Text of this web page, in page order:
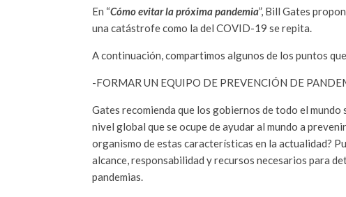
En “Cómo evitar la próxima pandemia”, Bill Gates
una catástrofe como la del COVID-19 se repita.
A continuación, compartimos algunos de los puntos
-FORMAR UN EQUIPO DE PREVENCIÓN DE
Gates recomienda que los gobiernos de todo el
nivel global que se ocupe de ayudar al mundo a
organismo de estas características en la actualidad?
alcance, responsabilidad y recursos necesarios para
pandemias.